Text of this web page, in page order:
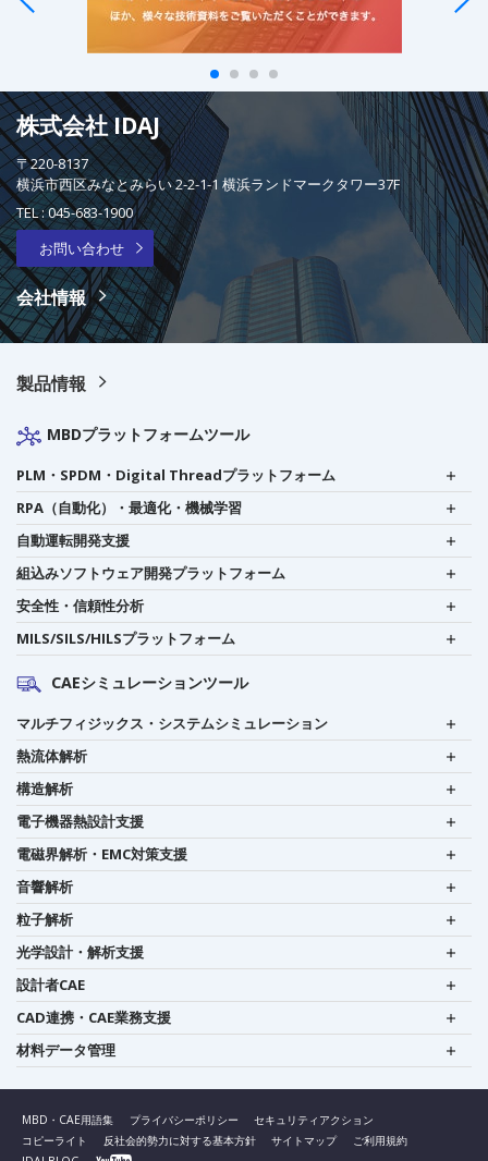
株式会社 IDAJ
〒220-8137
横浜市西区みなとみらい 2-2-1-1 横浜ランドマークタワー37F
TEL :045-683-1900
お問い合わせ
会社情報
製品情報
MBDプラットフォームツール
PLM・SPDM・Digital Threadプラットフォーム
RPA（自動化）・最適化・機械学習
自動運転開発支援
組込みソフトウェア開発プラットフォーム
安全性・信頼性分析
MILS/SILS/HILSプラットフォーム
CAEシミュレーションツール
マルチフィジックス・システムシミュレーション
熱流体解析
構造解析
電子機器熱設計支援
電磁界解析・EMC対策支援
音響解析
粒子解析
光学設計・解析支援
設計者CAE
CAD連携・CAE業務支援
材料データ管理
MBD・CAE用語集 プライバシーポリシー
セキュリティアクション
コピーライト
反社会的勢力に対する基本方針 サイトマップ
ご利用規約